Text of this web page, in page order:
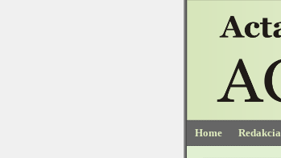
Home Redakcia